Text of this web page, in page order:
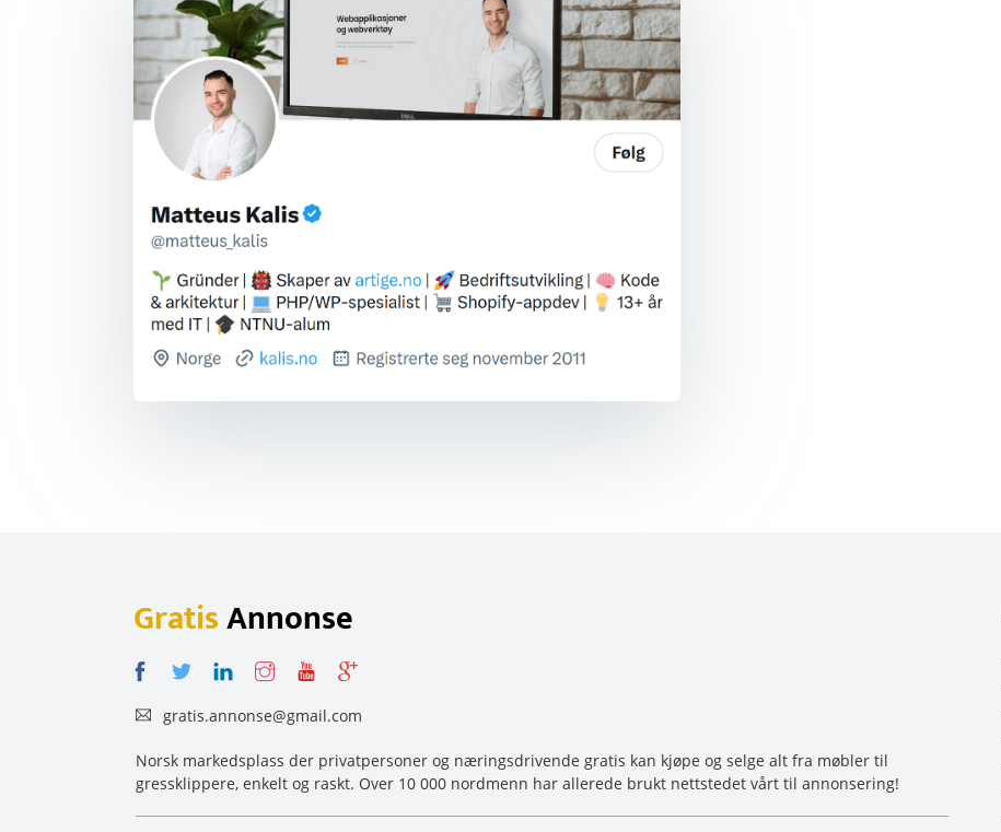
GratisAnnonse
gratis.annonse@gmail.com
Norsk markedsplass der privatpersoner og næringsdrivende gratis kan kjøpe og selge alt fra møbler til
gressklippere, enkelt og raskt. Over 10 000 nordmenn har allerede brukt nettstedet vårt til annonsering!